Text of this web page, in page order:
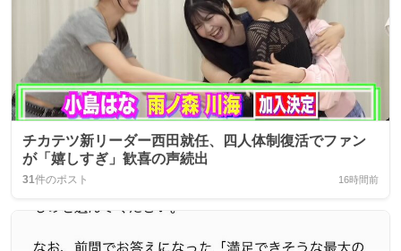
チカテツ新リーダー西田就任、四人体制復活でファン
が「嬉しすぎ」歓喜の声続出
31件のポスト 16時間前